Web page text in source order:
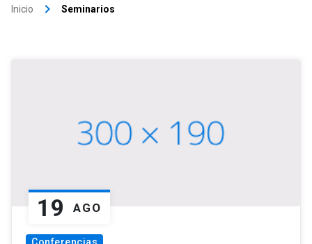
Inicio keyboard_arrow_right Seminarios
19 AGO